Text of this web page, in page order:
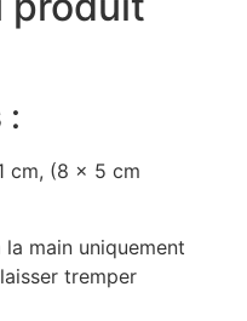
:
cm, (8 x 5 cm
la main uniquement
tremper